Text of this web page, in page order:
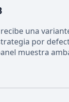
una
por
muestra